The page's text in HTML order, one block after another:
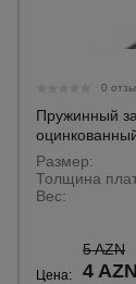
0
Пружинный
Размер:
Толщина
Вес:
Цена:
5 AZN
4 AZN